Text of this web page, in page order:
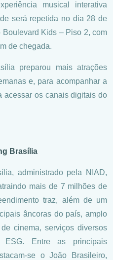
musical interativa
será repetida no dia 28 de
Kids – Piso 2, com
de chegada.
preparou mais atrações
e, para acompanhar a
acessar os canais digitais do
Brasília
administrado pela NIAD,
mais de 7 milhões de
traz, além de um
âncoras do país, amplo
cinema, serviços diversos
ESG. Entre as principais
se o João Brasileiro,